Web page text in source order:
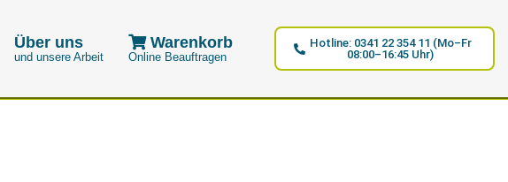
Über uns
und unsere Arbeit
Warenkorb
Online Beauftragen
Hotline: 0341 22 354 11 (Mo–Fr
08:00–16:45 Uhr)